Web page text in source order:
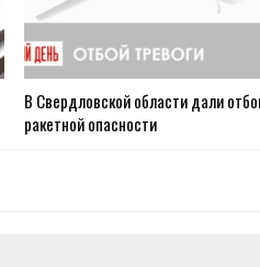
В Свердловской области дали
ракетной опасности